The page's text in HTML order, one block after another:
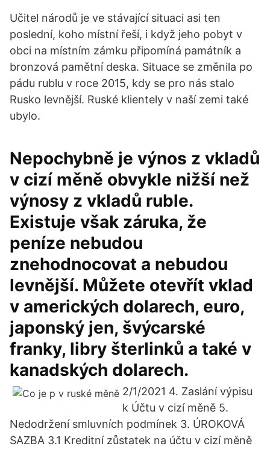
Učitel národů je ve stávající situaci asi ten
poslední, koho místní řeší, i když jeho pobyt v
obci na místním zámku připomíná památník a
bronzová pamětní deska. Situace se změnila po
pádu rublu v roce 2015, kdy se pro nás stalo
Rusko levnější. Ruské klientely v naší zemi také
ubylo.
Nepochybně je výnos z vkladů
v cizí měně obvykle nižší než
výnosy z vkladů ruble.
Existuje však záruka, že
peníze nebudou
znehodnocovat a nebudou
levnější. Můžete otevřít vklad
v amerických dolarech, euro,
japonský jen, švýcarské
franky, libry šterlinků a také v
kanadských dolarech.
2/1/2021 4. Zaslání výpisu
k Účtu v cizí měně 5.
Nedodržení smluvních podmínek 3. ÚROKOVÁ
SAZBA 3.1 Kreditní zůstatek na účtu v cizí měně